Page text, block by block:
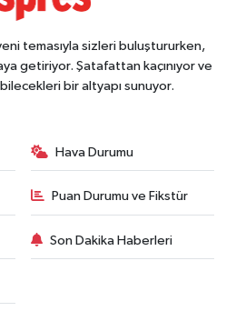
temasıyla sizleri buluştururken,
getiriyor. Şatafattan kaçınıyor ve
bir altyapı sunuyor.
Hava Durumu
Puan Durumu ve Fikstür
Son Dakika Haberleri